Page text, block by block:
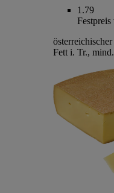
1.79
Fett i. Tr.,